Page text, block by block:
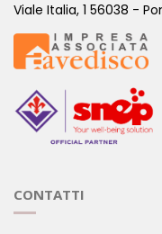
Viale Italia, 1 56038 -
CONTATTI